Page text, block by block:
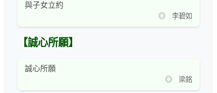
與子女立約
◎ 李碧如
【誠心所願】
誠心所願
◎ 梁銘